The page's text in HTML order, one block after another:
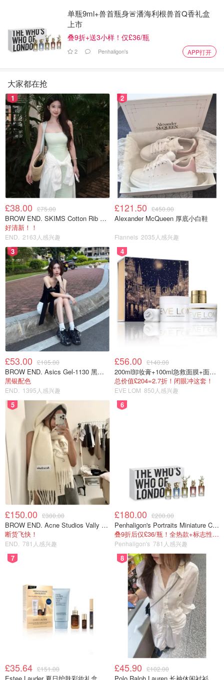
单瓶9ml+兽首瓶身🚨潘海利根兽首Q香礼盒
上市
叠9折+送3小样！仅£36/瓶
2 Penhaligon's APP打开
大家都在抢
1
£38.00 £75.00
BROW END. SKIMS Cotton Rib 长款背心连衣裙 薄荷绿
好清新！！
END. 2163人感兴趣
2
£121.50 £450.00
Alexander McQueen 厚底小白鞋
Flannels 2035人感兴趣
3
£53.00 £105.00
BROW END. Asics Gel-1130 黑色运动鞋
黑银配色
END. 1395人感兴趣
4
£56.00 £140.00
200ml卸妆膏+100ml急救面膜+面霜+洁颜布
总价值£204=2.7折！闭眼冲这套！
EVE LOM 850人感兴趣
5
£150.00 £300.00
BROW END. Acne Studios Vally 刺绣围巾 白色
断货飞快！
END. 781人感兴趣
6
£180.00 £200.00
Penhaligon's Portraits Miniature Collection 香氛套装 5瓶装
叠9折后仅£36/瓶！全热款+标志性兽首头
Penhaligon's 781人感兴趣
7
£35.64 £151.00
Estee Lauder 夏日护肤彩妆礼盒
8
£45.90 £102.00
Polo Ralph Lauren 长袖休闲衬衫